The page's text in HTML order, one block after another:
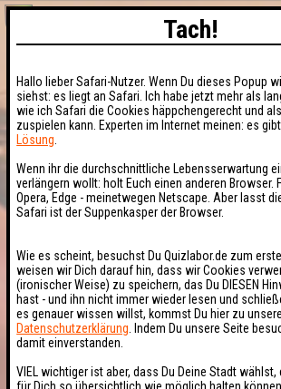
Tach!
Hallo lieber Safari-Nutzer. Wenn Du dieses Popup
siehst: es liegt an Safari. Ich habe jetzt mehr als
wie ich Safari die Cookies häppchengerecht und
zuspielen kann. Experten im Internet meinen: es gibt
Lösung
Wenn ihr die durchschnittliche Lebensserwartung
verlängern wollt: holt Euch einen anderen Browser.
Opera, Edge - meinetwegen Netscape. Aber lasst
Safari ist der Suppenkasper der Browser.
Wie es scheint, besuchst Du Quizlabor.de zum
weisen wir Dich darauf hin, dass wir Cookies
(ironischer Weise) zu speichern, das Du DIESEN
hast - und ihn nicht immer wieder lesen und
es genauer wissen willst, kommst Du hier zu
Datenschutzerklärung . Indem Du unsere Seite
damit einverstanden.
VIEL wichtiger ist aber, dass Du Deine Stadt